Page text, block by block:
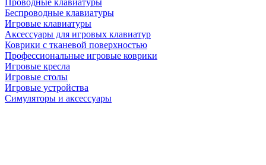
Проводные клавиатуры
Беспроводные клавиатуры
Игровые клавиатуры
Аксессуары для игровых клавиатур
Коврики с тканевой поверхностью
Профессиональные игровые коврики
Игровые кресла
Игровые столы
Игровые устройства
Симуляторы и аксессуары